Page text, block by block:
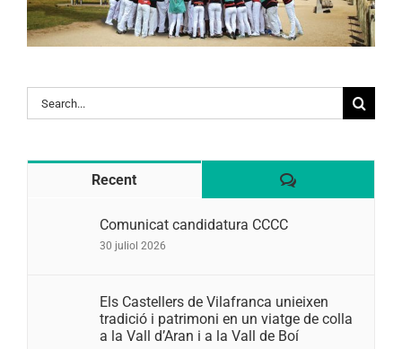
Search
for:
Recent Comentaris
Comunicat candidatura CCCC
30 juliol 2026
Els Castellers de Vilafranca unieixen
tradició i patrimoni en un viatge de colla
a la Vall d’Aran i a la Vall de Boí